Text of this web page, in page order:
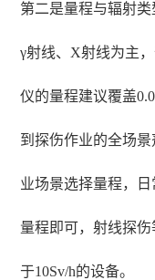
第二是量程与辐射
γ射线、X射线为主
仪的量程建议覆盖
到探伤作业的全场
业场景选择量程，日
量程即可，射线探
于10Sv/h的设备。